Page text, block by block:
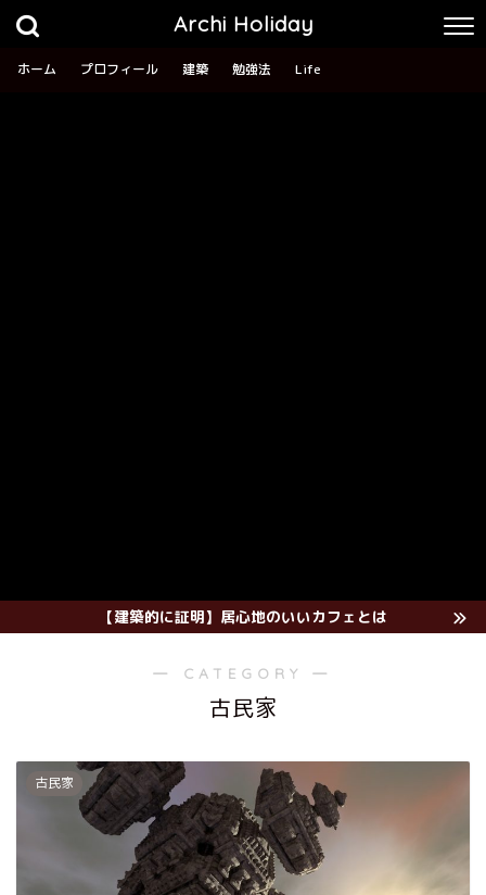
Archi Holiday
ホーム プロフィール 建築 勉強法 Life
【建築的に証明】居心地のいいカフェとは
― CATEGORY ―
古民家
古民家